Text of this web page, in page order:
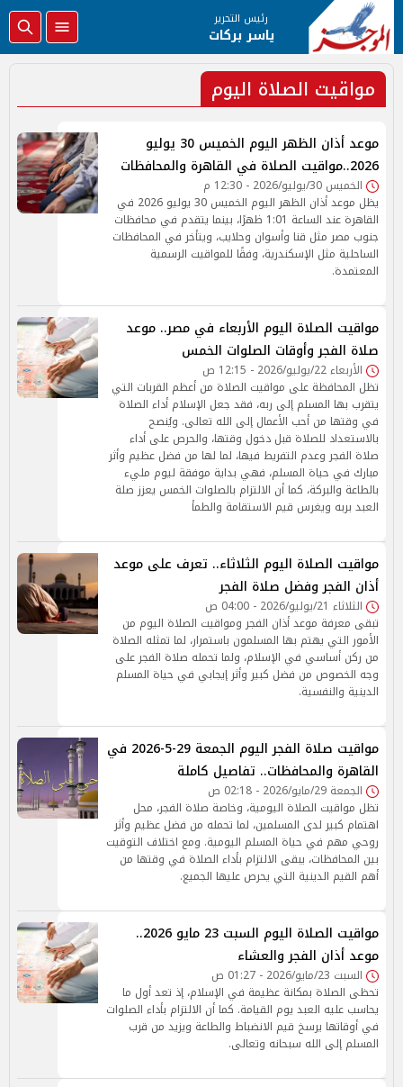
رئيس التحرير
ياسر بركات
مواقيت الصلاة اليوم
موعد أذان الظهر اليوم الخميس 30 يوليو
2026..مواقيت الصلاة في القاهرة والمحافظات
الخميس 30/يوليو/2026 - 12:30 م
يظل موعد أذان الظهر اليوم الخميس 30 يوليو 2026 في
القاهرة عند الساعة 1:01 ظهرًا، بينما يتقدم في محافظات
جنوب مصر مثل قنا وأسوان وحلايب، ويتأخر في المحافظات
الساحلية مثل الإسكندرية، وفقًا للمواقيت الرسمية
المعتمدة.
مواقيت الصلاة اليوم الأربعاء في مصر.. موعد
صلاة الفجر وأوقات الصلوات الخمس
الأربعاء 22/يوليو/2026 - 12:15 ص
تظل المحافظة على مواقيت الصلاة من أعظم القربات التي
يتقرب بها المسلم إلى ربه، فقد جعل الإسلام أداء الصلاة
في وقتها من أحب الأعمال إلى الله تعالى. ويُنصح
بالاستعداد للصلاة قبل دخول وقتها، والحرص على أداء
صلاة الفجر وعدم التفريط فيها، لما لها من فضل عظيم وأثر
مبارك في حياة المسلم، فهي بداية موفقة ليوم مليء
بالطاعة والبركة، كما أن الالتزام بالصلوات الخمس يعزز صلة
العبد بربه ويغرس قيم الاستقامة والطمأ
مواقيت الصلاة اليوم الثلاثاء.. تعرف على موعد
أذان الفجر وفضل صلاة الفجر
الثلاثاء 21/يوليو/2026 - 04:00 ص
تبقى معرفة موعد أذان الفجر ومواقيت الصلاة اليوم من
الأمور التي يهتم بها المسلمون باستمرار، لما تمثله الصلاة
من ركن أساسي في الإسلام، ولما تحمله صلاة الفجر على
وجه الخصوص من فضل كبير وأثر إيجابي في حياة المسلم
الدينية والنفسية.
مواقيت صلاة الفجر اليوم الجمعة 29-5-2026 في
القاهرة والمحافظات.. تفاصيل كاملة
الجمعة 29/مايو/2026 - 02:18 ص
تظل مواقيت الصلاة اليومية، وخاصة صلاة الفجر، محل
اهتمام كبير لدى المسلمين، لما تحمله من فضل عظيم وأثر
روحي مهم في حياة المسلم اليومية. ومع اختلاف التوقيت
بين المحافظات، يبقى الالتزام بأداء الصلاة في وقتها من
أهم القيم الدينية التي يحرص عليها الجميع.
مواقيت الصلاة اليوم السبت 23 مايو 2026..
موعد أذان الفجر والعشاء
السبت 23/مايو/2026 - 01:27 ص
تحظى الصلاة بمكانة عظيمة في الإسلام، إذ تعد أول ما
يحاسب عليه العبد يوم القيامة. كما أن الالتزام بأداء الصلوات
في أوقاتها يرسخ قيم الانضباط والطاعة ويزيد من قرب
المسلم إلى الله سبحانه وتعالى.